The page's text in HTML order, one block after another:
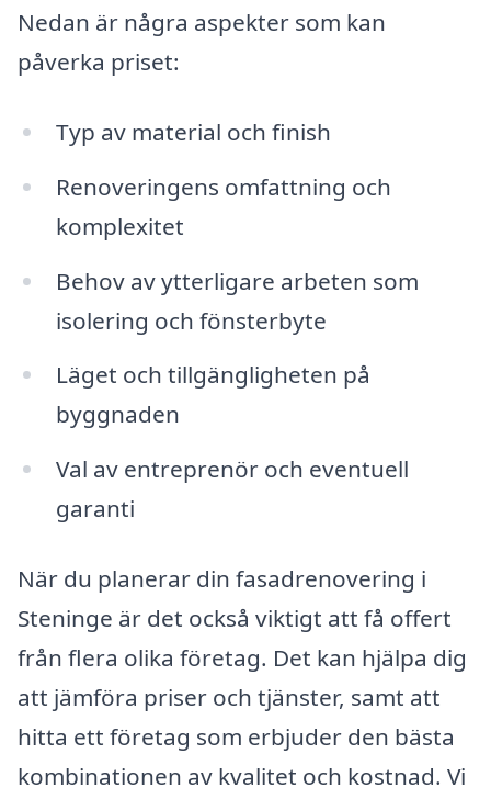
Nedan är några aspekter som kan
påverka priset:
Typ av material och finish
Renoveringens omfattning och
komplexitet
Behov av ytterligare arbeten som
isolering och fönsterbyte
Läget och tillgängligheten på
byggnaden
Val av entreprenör och eventuell
garanti
När du planerar din fasadrenovering i
Steninge är det också viktigt att få offert
från flera olika företag. Det kan hjälpa dig
att jämföra priser och tjänster, samt att
hitta ett företag som erbjuder den bästa
kombinationen av kvalitet och kostnad. Vi